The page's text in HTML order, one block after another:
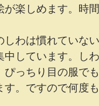
が楽しめます。時
しわは慣れていな
中しています。し
ぴっちり目の服で
す。ですので何度